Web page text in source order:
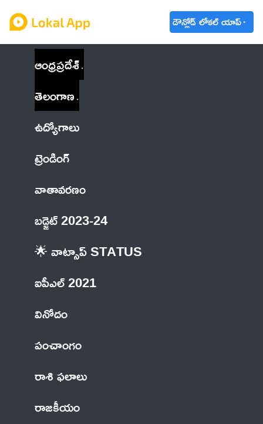
డౌన్లోడ్ లోకల్ యాప్
ఆంధ్రప్రదేశ్
తెలంగాణ
ఉద్యోగాలు
ట్రెండింగ్
వాతావరణం
బడ్జెట్ 2023-24
🌟 వాట్సాప్ STATUS
ఐపీఎల్ 2021
వినోదం
పంచాంగం
రాశి ఫలాలు
రాజకీయం